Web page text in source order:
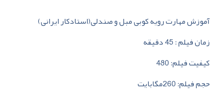
آموزش مهارت رویه کوبی مبل و صندلی(استادکار ایرانی)
زمان فیلم : 45 دقیقه
کیفیت فیلم: 480
حجم فیلم: 260مگابایت